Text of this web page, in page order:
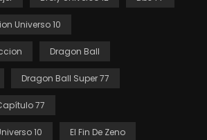
Universo 10
Dragon Ball
Dragon Ball Super 77
77
10 El Fin De Zeno